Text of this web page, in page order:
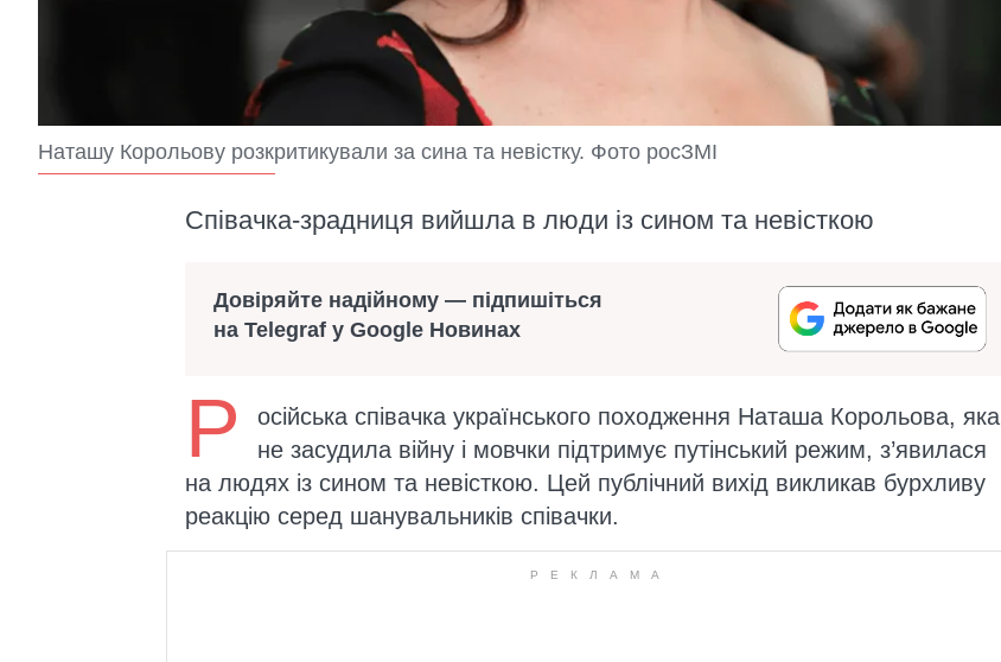
Наташу Корольову розкритикували за сина та невістку. Фото росЗМІ
Співачка-зрадниця вийшла в люди із сином та невісткою
Довіряйте надійному — підпишіться
на Telegraf у Google Новинах
Р
осійська співачка українського походження Наташа Корольова, яка
не засудила війну і мовчки підтримує путінський режим, з’явилася
на людях із сином та невісткою. Цей публічний вихід викликав бурхливу
реакцію серед шанувальників співачки.